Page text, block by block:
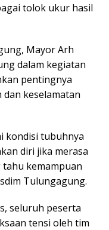
tolok ukur hasil
Mayor Arh
dalam kegiatan
pentingnya
keselamatan
kondisi tubuhnya
diri jika merasa
kemampuan
Tulungagung.
seluruh peserta
tensi oleh tim